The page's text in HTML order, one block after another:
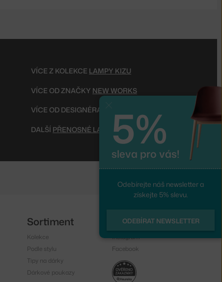
VÍCE Z KOLEKCE LAMPY KIZU
VÍCE OD ZNAČKY NEW WORKS
VÍCE OD DESIGNÉRA
DALŠÍ PŘENOSNÉ LAMPY5%
sleva pro vás!
Odebírejte náš newsletter a
získejte 5% slevu.
ODEBÍRAT NEWSLETTER
Sortiment
Kolekce
Podle stylu
Tipy na dárky
Dárkové poukazy
Sledujte nás
Instagram
Facebook